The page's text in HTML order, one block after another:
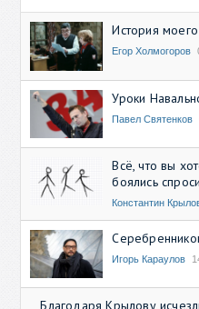
История моего
Егор Холмогоров
Уроки
Павел Святенков
Всё, что вы
боялись
Константин
Игорь Караулов
Благодаря Крылову